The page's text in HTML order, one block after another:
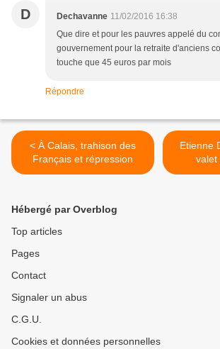
D Dechavanne 11/02/2016 16:38
Que dire et pour les pauvres appelé du
gouvernement pour la retraite d'anciens
touche que 45 euros par mois
Répondre
< À Calais, trahison des
Français et répression
Etienne
valet
Hébergé par Overblog
Top articles
Pages
Contact
Signaler un abus
C.G.U.
Cookies et données personnelles